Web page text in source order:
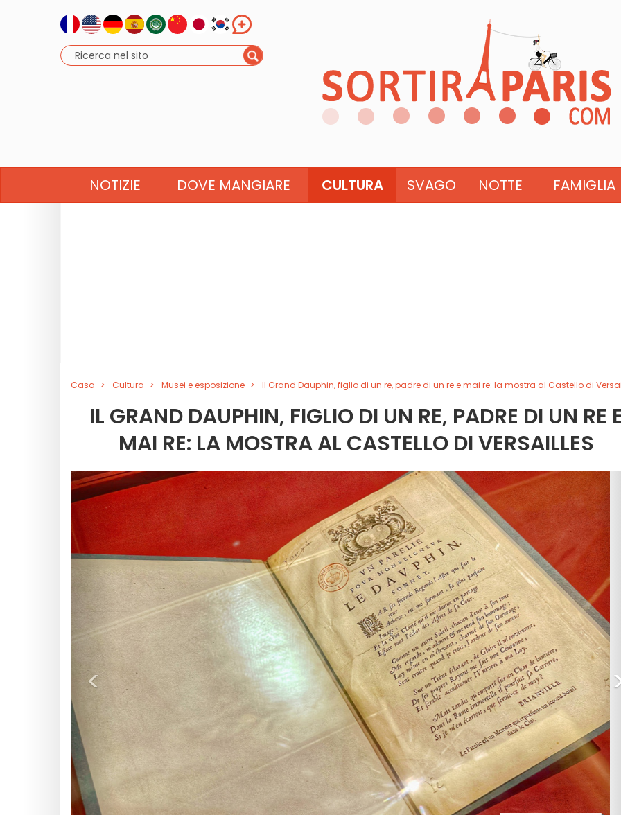
NOTIZIE DOVE MANGIARE CULTURA SVAGO NOTTE FAMIGLIA
Casa Cultura Musei e esposizione Il Grand Dauphin, figlio di un re, padre di un re e mai re: la mostra al Castello di
IL GRAND DAUPHIN, FIGLIO DI UN RE, PADRE DI UN RE
MAI RE: LA MOSTRA AL CASTELLO DI VERSAILLES
<